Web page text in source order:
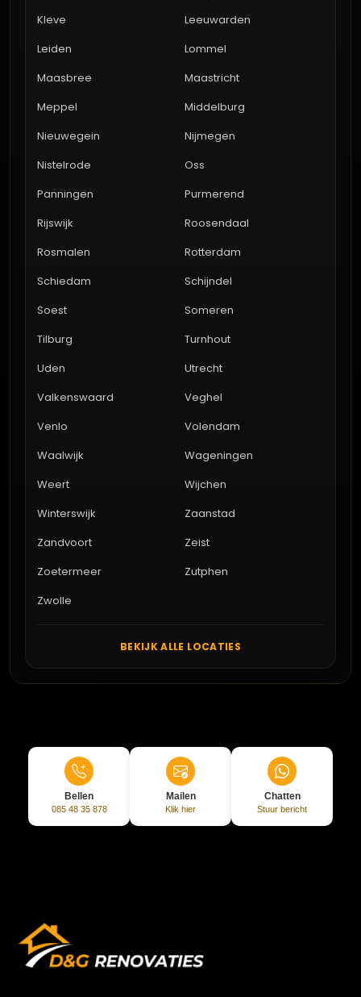
Kleve
Leeuwarden
Leiden
Lommel
Maasbree
Maastricht
Meppel
Middelburg
Nieuwegein
Nijmegen
Nistelrode
Oss
Panningen
Purmerend
Rijswijk
Roosendaal
Rosmalen
Rotterdam
Schiedam
Schijndel
Soest
Someren
Tilburg
Turnhout
Uden
Utrecht
Valkenswaard
Veghel
Venlo
Volendam
Waalwijk
Wageningen
Weert
Wijchen
Winterswijk
Zaanstad
Zandvoort
Zeist
Zoetermeer
Zutphen
Zwolle
BEKIJK ALLE LOCATIES
Bellen
085 48 35 878
Mailen
Klik hier
Chatten
Stuur bericht